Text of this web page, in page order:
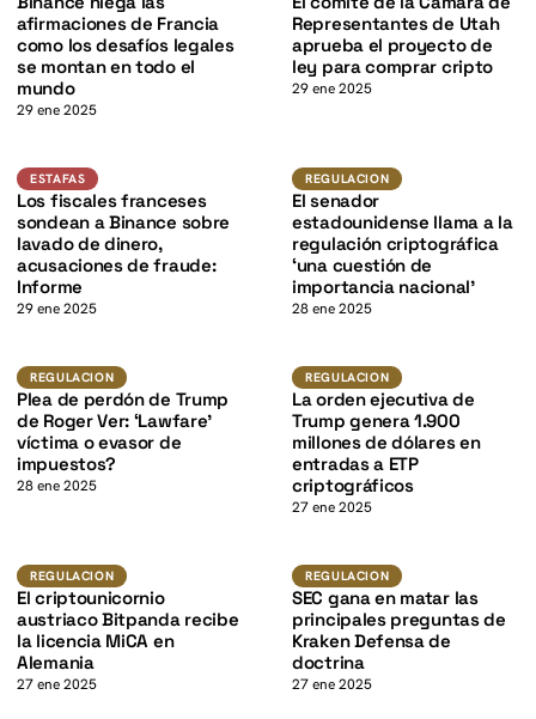
afirmaciones de Francia
como los desafíos legales
se montan en todo el
mundo
29 ene 2025
Representantes de Utah
aprueba el proyecto de
ley para comprar cripto
29 ene 2025
Estafas
K
ESTAFAS
Los fiscales franceses
sondean a Binance sobre
lavado de dinero,
acusaciones de fraude:
Informe
29 ene 2025
Regulacion
REGULACION
El senador
estadounidense llama a la
regulación criptográfica
‘una cuestión de
importancia nacional’
28 ene 2025
Regulacion
K
REGULACION
Plea de perdón de Trump
de Roger Ver: ‘Lawfare’
víctima o evasor de
impuestos?
28 ene 2025
Regulacion
REGULACION
La orden ejecutiva de
Trump genera 1.900
millones de dólares en
entradas a ETP
criptográficos
27 ene 2025
Regulacion
K
REGULACION
El criptounicornio
austriaco Bitpanda recibe
la licencia MiCA en
Alemania
27 ene 2025
Regulacion
REGULACION
SEC gana en matar las
principales preguntas de
Kraken Defensa de
doctrina
27 ene 2025